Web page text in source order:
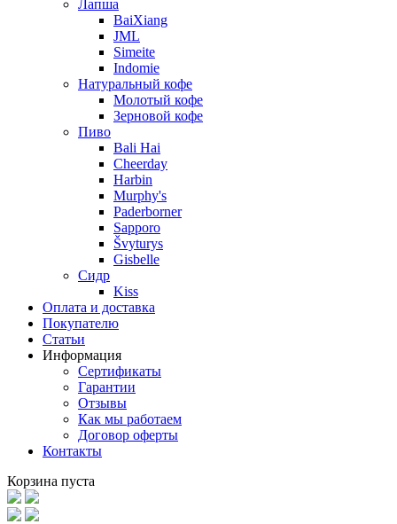
Лапша
BaiXiang
JML
Simeite
Indomie
Натуральный кофе
Молотый кофе
Зерновой кофе
Пиво
Bali Hai
Cheerday
Harbin
Murphy's
Paderborner
Sapporo
Švyturys
Gisbelle
Сидр
Kiss
Оплата и доставка
Покупателю
Статьи
Информация
Сертификаты
Гарантии
Отзывы
Как мы работаем
Договор оферты
Контакты
Корзина пуста